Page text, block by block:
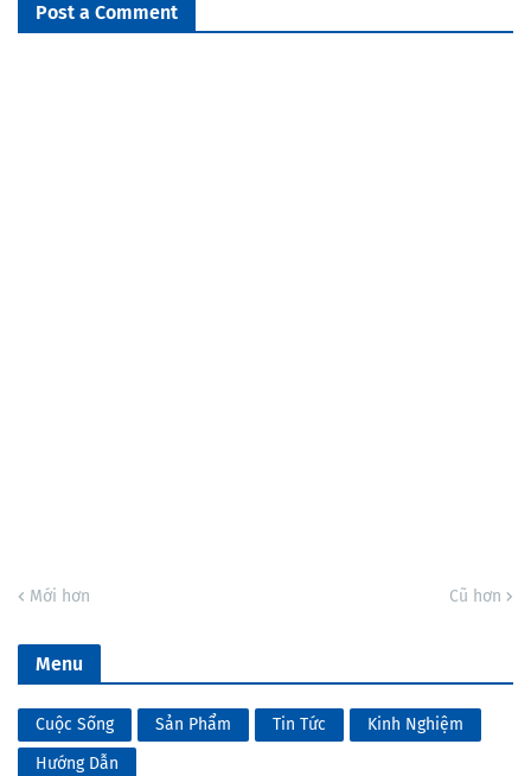
Post a Comment
Mới hơn Cũ hơn
Menu
Cuộc Sống Sản Phẩm Tin Tức
Kinh Nghiệm
Hướng Dẫn